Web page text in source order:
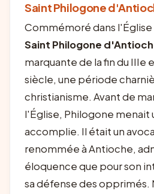
Saint Philogone
Commémoré dans
Saint Philogone
marquante de la fin du IIIe
siècle, une période
christianisme. Avant de
l'Église, Philogone menait
accomplie. Il était un
renommée à Antioche,
éloquence que pour son
sa défense des opprimés.